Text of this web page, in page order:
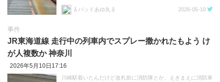
🎸バッドあゆ丸🎸 2026-05-10
事件
JR東海道線 走行中の列車内でスプレー撒かれたもよう け
が人複数か 神奈川
2026年5月10日17:16
川崎駅着いたんだけど改札前に消防隊とか、えきまえに消防車